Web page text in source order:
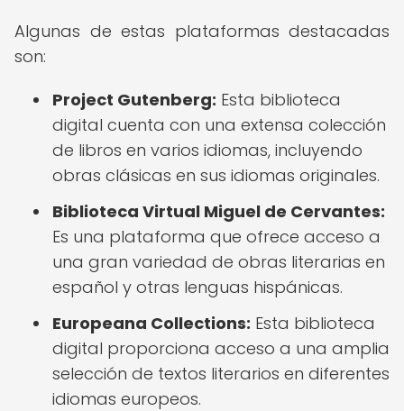
Algunas de estas plataformas destacadas
son:
Project Gutenberg: Esta biblioteca
digital cuenta con una extensa colección
de libros en varios idiomas, incluyendo
obras clásicas en sus idiomas originales.
Biblioteca Virtual Miguel de Cervantes:
Es una plataforma que ofrece acceso a
una gran variedad de obras literarias en
español y otras lenguas hispánicas.
Europeana Collections: Esta biblioteca
digital proporciona acceso a una amplia
selección de textos literarios en diferentes
idiomas europeos.